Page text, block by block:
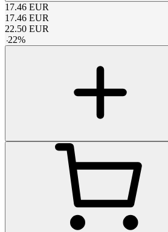
17.46 EUR
17.46 EUR
22.50 EUR
-22%